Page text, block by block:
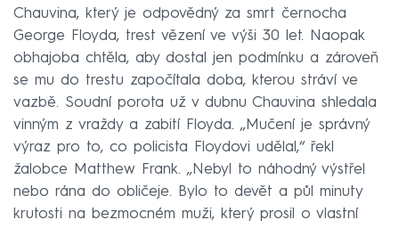
Chauvina, který je odpovědný za smrt černocha
George Floyda, trest vězení ve výši 30 let. Naopak
obhajoba chtěla, aby dostal jen podmínku a zároveň
se mu do trestu započítala doba, kterou stráví ve
vazbě. Soudní porota už v dubnu Chauvina shledala
vinným z vraždy a zabití Floyda. ‚‚Mučení je správný
výraz pro to, co policista Floydovi udělal,‘‘ řekl
žalobce Matthew Frank. ‚‚Nebyl to náhodný výstřel
nebo rána do obličeje. Bylo to devět a půl minuty
krutosti na bezmocném muži, který prosil o vlastní